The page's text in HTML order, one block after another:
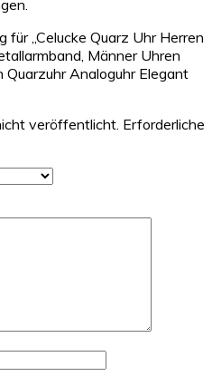
„Celucke Quarz Uhr Herren
Männer Uhren
Quarzuhr Analoguhr Elegant
veröffentlicht. Erforderliche